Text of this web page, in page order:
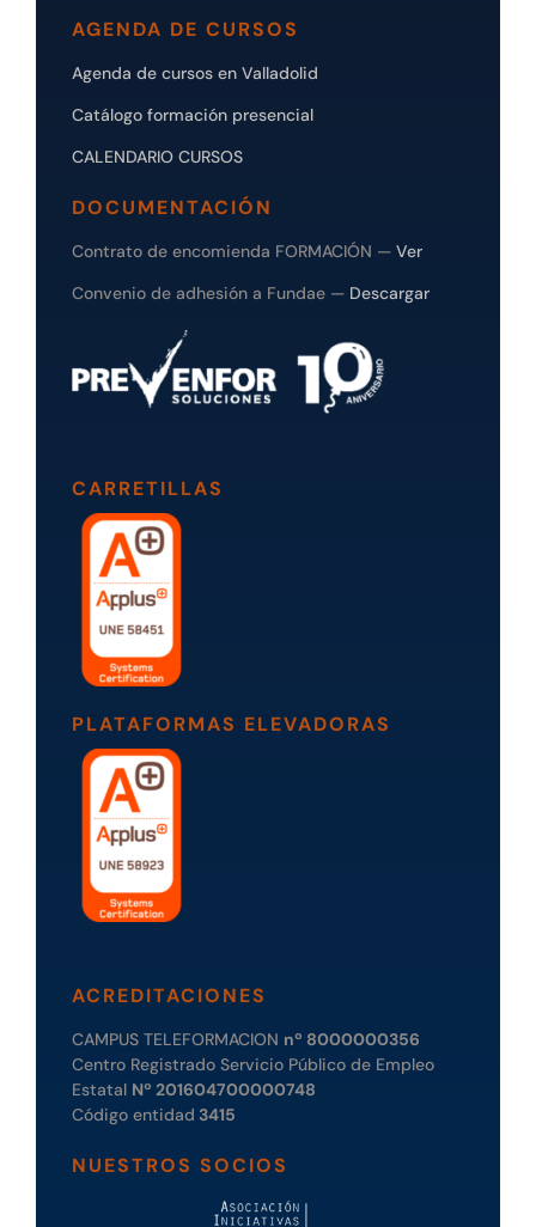
AGENDA DE CURSOS
Agenda de cursos en Valladolid
Catálogo formación presencial
CALENDARIO CURSOS
DOCUMENTACIÓN
Contrato de encomienda FORMACIÓN — Ver
Convenio de adhesión a Fundae — Descargar
CARRETILLAS
PLATAFORMAS ELEVADORAS
ACREDITACIONES
CAMPUS TELEFORMACION nº 8000000356
Centro Registrado Servicio Público de Empleo
Estatal Nº 201604700000748
Código entidad 3415
NUESTROS SOCIOS